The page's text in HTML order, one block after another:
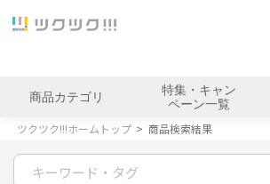
商品カテゴリ
特集・キャン
ペーン一覧
ツクツク!!!ホームトップ 商品検索結果